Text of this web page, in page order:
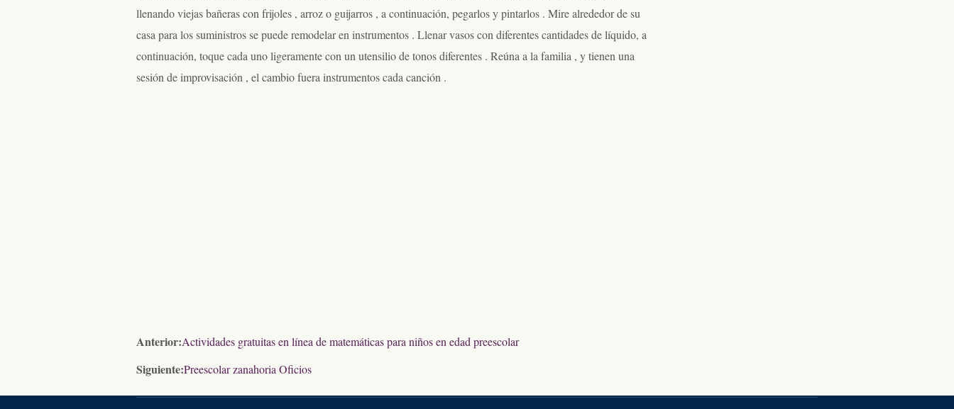
llenando viejas bañeras con frijoles , arroz o guijarros , a continuación, pegarlos y pintarlos . Mire alrededor de su
casa para los suministros se puede remodelar en instrumentos . Llenar vasos con diferentes cantidades de líquido, a
continuación, toque cada uno ligeramente con un utensilio de tonos diferentes . Reúna a la familia , y tienen una
sesión de improvisación , el cambio fuera instrumentos cada canción .
Anterior:Actividades gratuitas en línea de matemáticas para niños en edad preescolar
Siguiente:Preescolar zanahoria Oficios